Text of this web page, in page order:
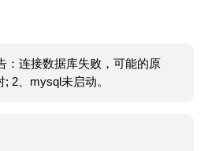
：连接数据库失败，可能的原
2、mysql未启动。